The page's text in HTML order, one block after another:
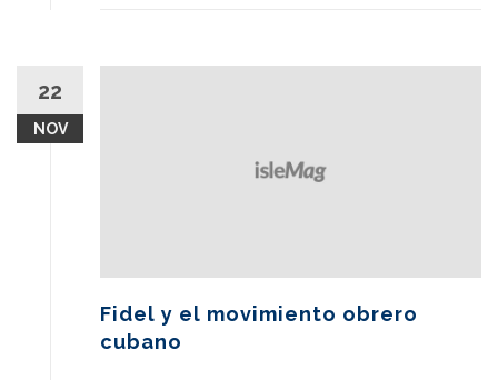
22
NOV
Fidel y el movimiento obrero
cubano